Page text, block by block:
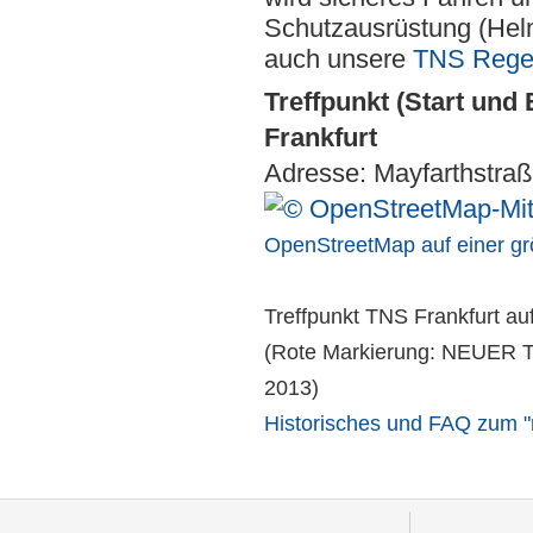
Schutzausrüstung
auch unsere TNS
Treffpunkt (Start und
Frankfurt
Adresse:
OpenStreetMap auf einer
Treffpunkt TNS Frankfurt
(Rote Markierung: NEUER
2013)
Historisches und FAQ zum